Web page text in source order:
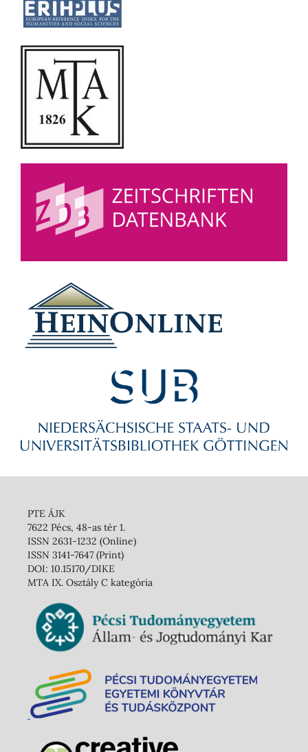
PTE ÁJK
7622 Pécs, 48-as tér 1.
ISSN 2631-1232 (Online)
ISSN 3141-7647 (Print)
DOI: 10.15170/DIKE
MTA IX. Osztály C kategória